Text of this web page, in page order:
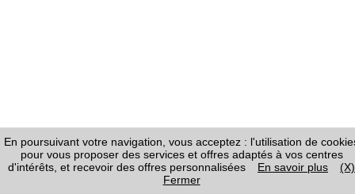
En poursuivant votre navigation, vous acceptez : l'utilisation de
pour vous proposer des services et offres adaptés à vos centres
d'intérêts, et recevoir des offres personnalisées
En savoir plus
(X)
Fermer